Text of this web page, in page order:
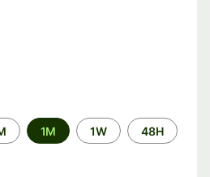
الفترة
الزمنية
48H
1W
1M
6M